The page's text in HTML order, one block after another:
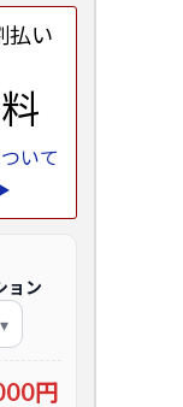
払い
いて
ョン
円